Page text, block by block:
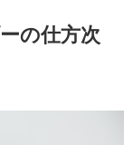
の仕方次